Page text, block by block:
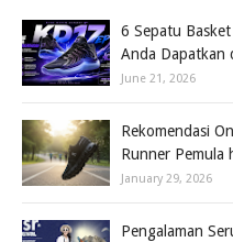
6 Sepatu Basket
Anda Dapatkan
June 21, 2026
Rekomendasi
Runner Pemula
January 29, 2026
Pengalaman